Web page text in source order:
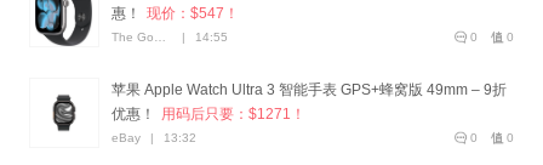
惠！
现价：$547！
0
0
| 14:55
苹果 Apple Watch Ultra 3 智能手表 GPS+蜂窝版 49mm – 9折
优惠！
用码后只要：$1271！
0
0
eBay | 13:32